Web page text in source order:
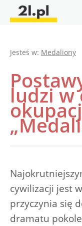
Jesteś w: Medaliony
ludzi w
cywilizacji jest
przyczynia się
dramatu